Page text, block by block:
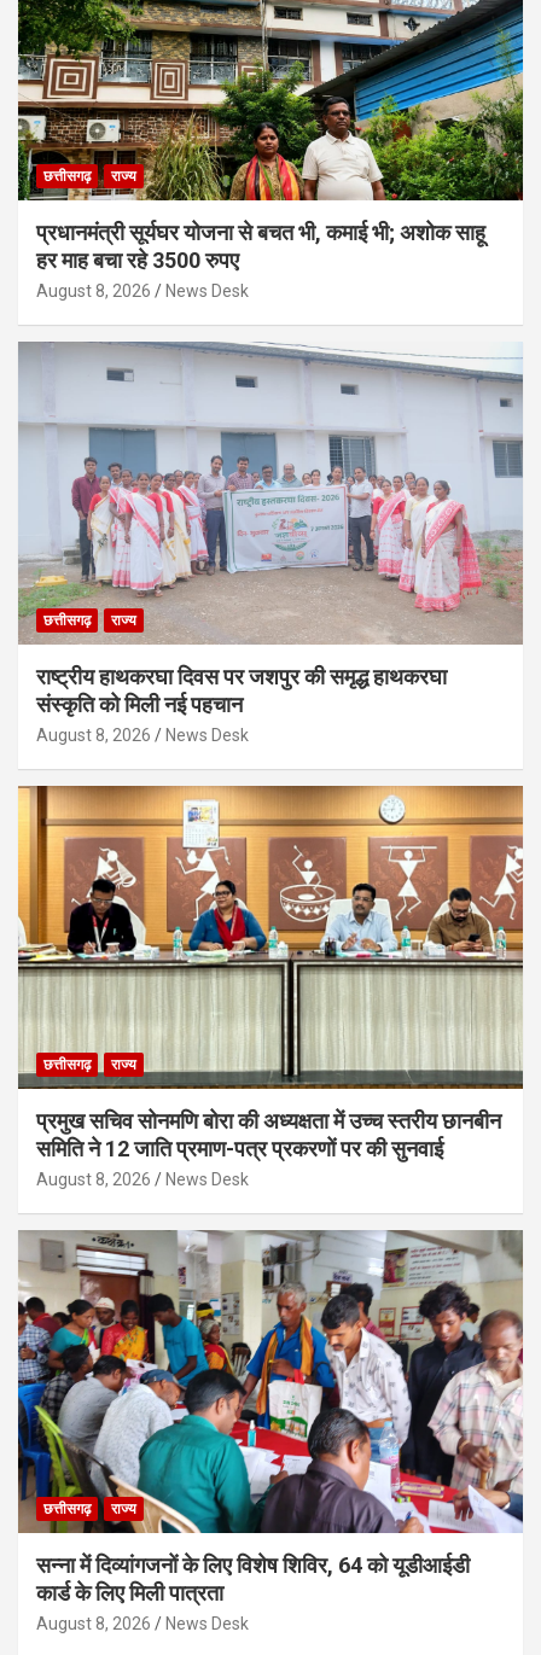
छत्तीसगढ़ राज्य
प्रधानमंत्री सूर्यघर योजना से बचत भी, कमाई भी; अशोक साहू
हर माह बचा रहे 3500 रुपए
August 8, 2026 News Desk
छत्तीसगढ़ राज्य
राष्ट्रीय हाथकरघा दिवस पर जशपुर की समृद्ध हाथकरघा
संस्कृति को मिली नई पहचान
August 8, 2026 News Desk
छत्तीसगढ़ राज्य
प्रमुख सचिव सोनमणि बोरा की अध्यक्षता में उच्च स्तरीय छानबीन
समिति ने 12 जाति प्रमाण-पत्र प्रकरणों पर की सुनवाई
August 8, 2026 News Desk
छत्तीसगढ़ राज्य
सन्ना में दिव्यांगजनों के लिए विशेष शिविर, 64 को यूडीआईडी
कार्ड के लिए मिली पात्रता
August 8, 2026 News Desk